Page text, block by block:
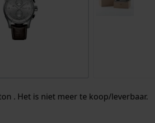
. Het is niet meer te koop/leverbaar.